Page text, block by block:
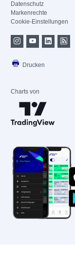
Datenschutz
Markenrechte
Cookie-Einstellungen
Drucken
Charts von